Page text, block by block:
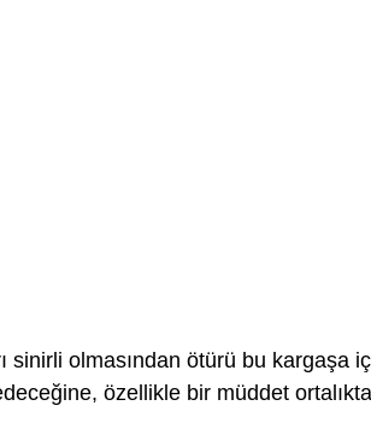
sinirli olmasından ötürü bu kargaşa
özellikle bir müddet